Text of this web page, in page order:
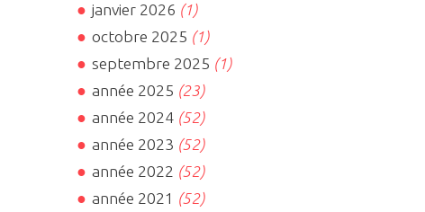
janvier 2026 (1)
octobre 2025 (1)
septembre 2025 (1)
année 2025 (23)
année 2024(52)
année 2023 (52)
année 2022 (52)
année 2021 (52)